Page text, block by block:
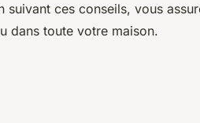
suivant ces conseils, vous
dans toute votre maison.